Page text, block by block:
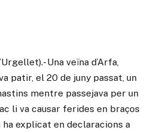
Una veïna d’Arfa,
patir, el 20 de juny passat, un
mentre passejava per un
li va causar ferides en braços
explicat en declaracions a